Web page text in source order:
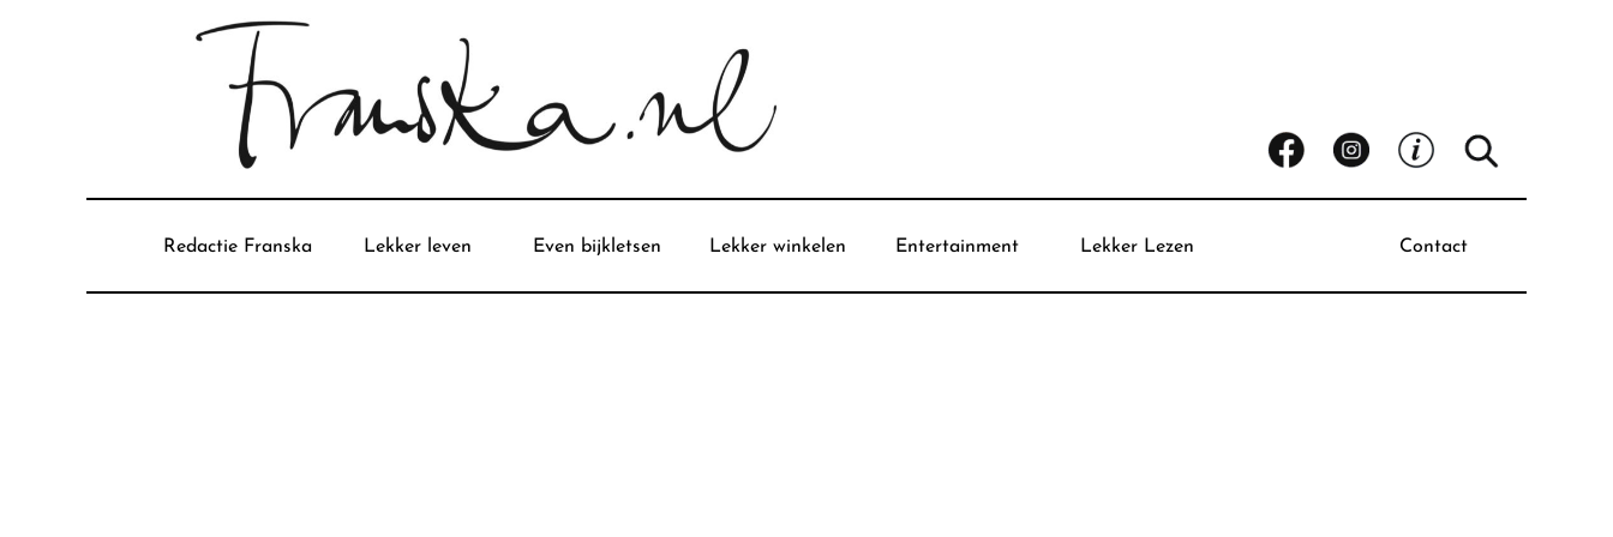
Redactie Franska Lekker leven Even bijkletsen Lekker winkelen Entertainment Lekker Lezen Contact